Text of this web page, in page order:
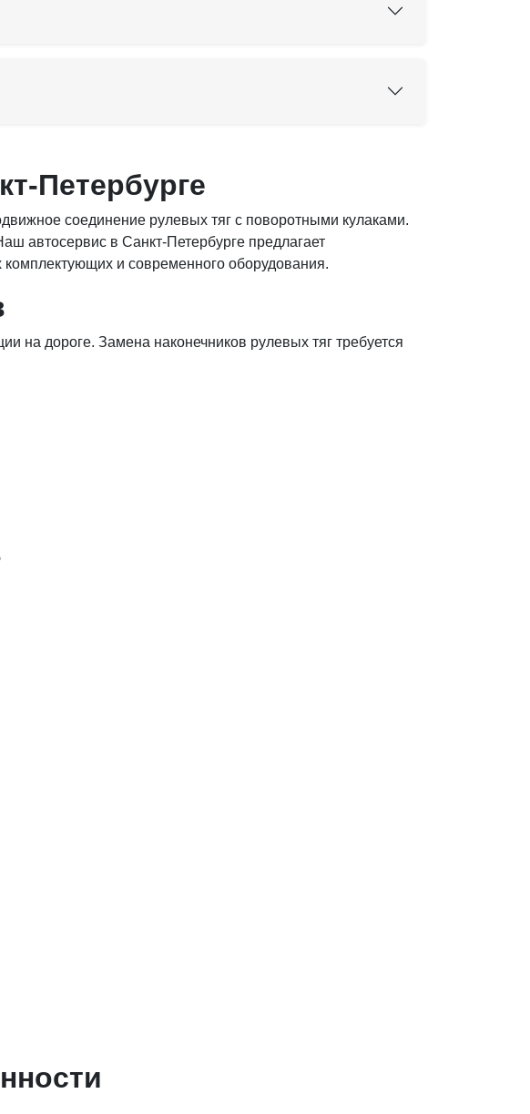
Петербурге
соединение рулевых тяг с поворотными кулаками.
автосервис в Санкт-Петербурге предлагает
и современного оборудования.
на дороге. Замена наконечников рулевых тяг требуется